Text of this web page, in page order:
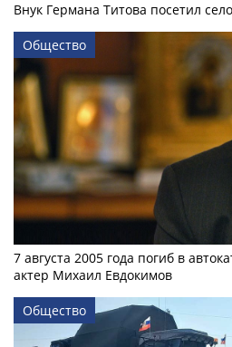
Внук Германа Титова посетил
Общество
7 августа 2005 года погиб в
актер Михаил Евдокимов
Общество